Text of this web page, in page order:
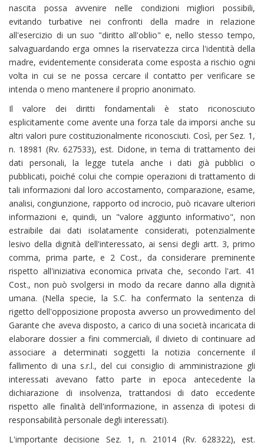
nascita possa avvenire nelle condizioni migliori possibili,
evitando turbative nei confronti della madre in relazione
all'esercizio di un suo "diritto all'oblio" e, nello stesso tempo,
salvaguardando erga omnes la riservatezza circa l'identità della
madre, evidentemente considerata come esposta a rischio ogni
volta in cui se ne possa cercare il contatto per verificare se
intenda o meno mantenere il proprio anonimato.
Il valore dei diritti fondamentali è stato riconosciuto
esplicitamente come avente una forza tale da imporsi anche su
altri valori pure costituzionalmente riconosciuti. Così, per Sez. 1,
n. 18981 (Rv. 627533), est. Didone, in tema di trattamento dei
dati personali, la legge tutela anche i dati già pubblici o
pubblicati, poiché colui che compie operazioni di trattamento di
tali informazioni dal loro accostamento, comparazione, esame,
analisi, congiunzione, rapporto od incrocio, può ricavare ulteriori
informazioni e, quindi, un "valore aggiunto informativo", non
estraibile dai dati isolatamente considerati, potenzialmente
lesivo della dignità dell'interessato, ai sensi degli artt. 3, primo
comma, prima parte, e 2 Cost., da considerare preminente
rispetto all'iniziativa economica privata che, secondo l'art. 41
Cost., non può svolgersi in modo da recare danno alla dignità
umana. (Nella specie, la S.C. ha confermato la sentenza di
rigetto dell'opposizione proposta avverso un provvedimento del
Garante che aveva disposto, a carico di una società incaricata di
elaborare dossier a fini commerciali, il divieto di continuare ad
associare a determinati soggetti la notizia concernente il
fallimento di una s.r.l., del cui consiglio di amministrazione gli
interessati avevano fatto parte in epoca antecedente la
dichiarazione di insolvenza, trattandosi di dato eccedente
rispetto alle finalità dell'informazione, in assenza di ipotesi di
responsabilità personale degli interessati).
L'importante decisione Sez. 1, n. 21014 (Rv. 628322), est.